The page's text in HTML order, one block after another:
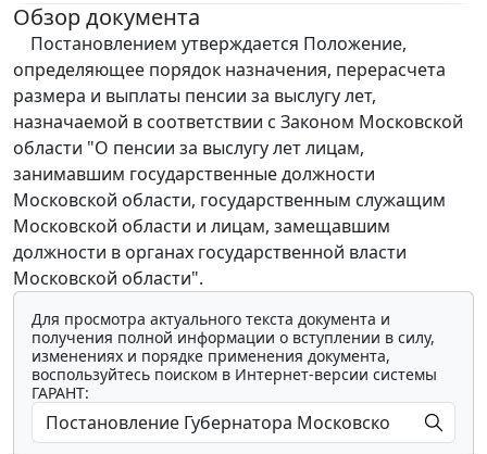
Обзор документа
Постановлением утверждается Положение,
определяющее порядок назначения, перерасчета
размера и выплаты пенсии за выслугу лет,
назначаемой в соответствии с Законом Московской
области "О пенсии за выслугу лет лицам,
занимавшим государственные должности
Московской области, государственным служащим
Московской области и лицам, замещавшим
должности в органах государственной власти
Московской области".
Для просмотра актуального текста документа и
получения полной информации о вступлении в силу,
изменениях и порядке применения документа,
воспользуйтесь поиском в Интернет-версии системы
ГАРАНТ: